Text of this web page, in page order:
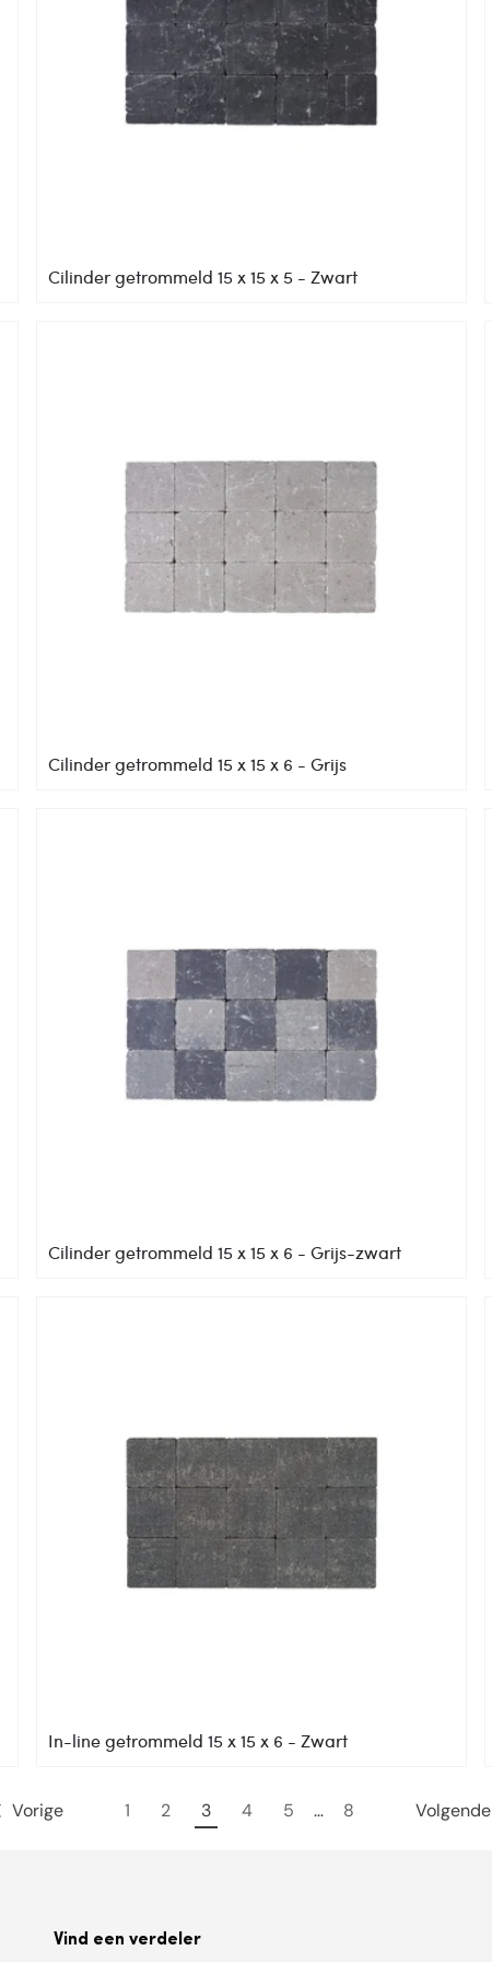
Cilinder getrommeld 15 x 15 x 5 - Zwart
Cilinder getrommeld 15 x 15 x 6 - Grijs
Cilinder getrommeld 15 x 15 x 6 - Grijs-zwart
In-line getrommeld 15 x 15 x 6 - Zwart
Vorige 1 2 3 4 5 … 8 Volgende
Vind een verdeler